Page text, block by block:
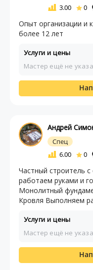
3.00
0
Опыт организации и
более 12 лет
Услуги и цены
Мастер ещё не
Андрей
Спец
6.00
0
Частный строитель
работаем руками и
Монолитный
Кровля Выполняем
Услуги и цены
Мастер ещё не